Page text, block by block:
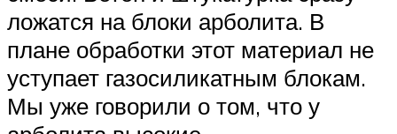
ложатся на блоки арболита. В
плане обработки этот материал не
уступает газосиликатным блокам.
Мы уже говорили о том, что у